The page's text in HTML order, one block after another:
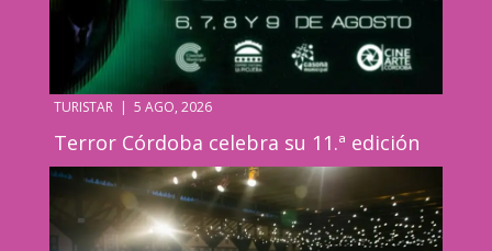
TURISTAR | 5 AGO, 2026
Terror Córdoba celebra su 11.ª edición